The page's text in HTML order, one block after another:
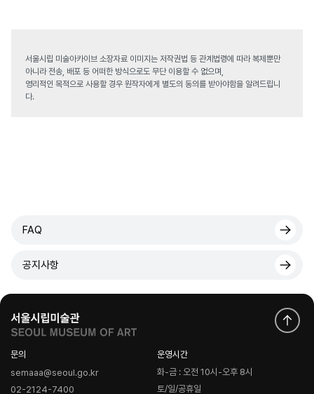
서울시립 미술아카이브 소장자료 이미지는 저작권법 등 관계법령에 따라 복제뿐만
아니라 전송, 배포 등 어떠한 방식으로도 무단 이용할 수 없으며,
영리적인 목적으로 사용할 경우 원작자에게 별도의 동의를 받아야함을 알려드립니
다.
FAQ
공지사항
문의
semaaa@seoul.go.kr
02-2124-7400
운영시간
화-금 : 오전 10시-오후 8시
토/일/공휴일